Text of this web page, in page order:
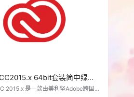
64bit套装简中绿色
2015.x 是一款由美利坚Adobe跨国电